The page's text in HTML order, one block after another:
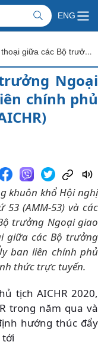
ENG
Đối thoại giữa các Bộ trưởng Ngoại giao ASEAN và Ủy ban liên chính phủ ASEAN về nhân quyền (AICHR)
Ngoại
chính phủ
khuôn khổ Hội nghị
53 (AMM-53) và các
trưởng Ngoại giao
giữa các Bộ trưởng
ban liên chính phủ
thức trực tuyến.
tịch AICHR 2020,
trong năm qua và
hướng thúc đẩy